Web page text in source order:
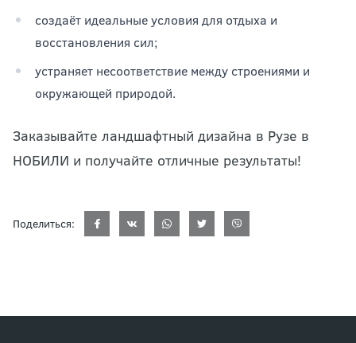
создаёт идеальные условия для отдыха и
восстановления сил;
устраняет несоответствие между строениями и
окружающей природой.
Заказывайте ландшафтный дизайна в Рузе в
НОБИЛИ и получайте отличные результаты!
Поделиться: